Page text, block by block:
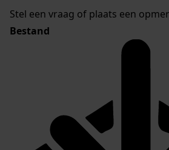
Stel een vraag of plaats een
Bestand